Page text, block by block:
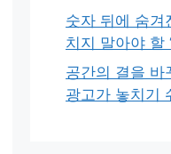
숫자 뒤에 숨겨
치지 말아야 할
공간의 결을 바
광고가 놓치기